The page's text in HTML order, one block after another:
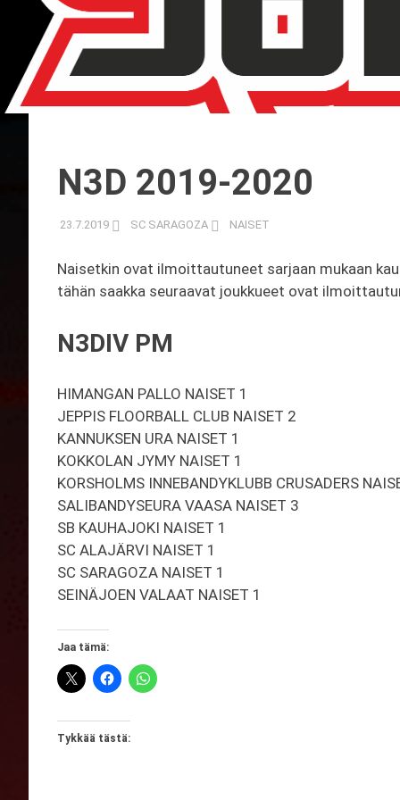
N3D 2019-2020
23.7.2019 SC SARAGOZA NAISET
Naisetkin ovat ilmoittautuneet sarjaan mukaan
tähän saakka seuraavat joukkueet ovat
N3DIV PM
HIMANGAN PALLO NAISET 1
JEPPIS FLOORBALL CLUB NAISET 2
KANNUKSEN URA NAISET 1
KOKKOLAN JYMY NAISET 1
KORSHOLMS INNEBANDYKLUBB CRUSADERS
SALIBANDYSEURA VAASA NAISET 3
SB KAUHAJOKI NAISET 1
SC ALAJÄRVI NAISET 1
SC SARAGOZA NAISET 1
SEINÄJOEN VALAAT NAISET 1
Jaa tämä:
Tykkää tästä: